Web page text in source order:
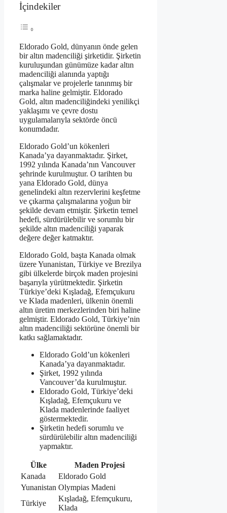
İçindekiler
Eldorado Gold, dünyanın önde gelen
bir altın madenciliği şirketidir. Şirketin
kuruluşundan günümüze kadar altın
madenciliği alanında yaptığı
çalışmalar ve projelerle tanınmış bir
marka haline gelmiştir. Eldorado
Gold, altın madenciliğindeki yenilikçi
yaklaşımı ve çevre dostu
uygulamalarıyla sektörde öncü
konumdadır.
Eldorado Gold’un kökenleri
Kanada’ya dayanmaktadır. Şirket,
1992 yılında Kanada’nın Vancouver
şehrinde kurulmuştur. O tarihten bu
yana Eldorado Gold, dünya
genelindeki altın rezervlerini keşfetme
ve çıkarma çalışmalarına yoğun bir
şekilde devam etmiştir. Şirketin temel
hedefi, sürdürülebilir ve sorumlu bir
şekilde altın madenciliği yaparak
değere değer katmaktır.
Eldorado Gold, başta Kanada olmak
üzere Yunanistan, Türkiye ve Brezilya
gibi ülkelerde birçok maden projesini
başarıyla yürütmektedir. Şirketin
Türkiye’deki Kışladağ, Efemçukuru
ve Klada madenleri, ülkenin önemli
altın üretim merkezlerinden biri haline
gelmiştir. Eldorado Gold, Türkiye’nin
altın madenciliği sektörüne önemli bir
katkı sağlamaktadır.
Eldorado Gold’un kökenleri
Kanada’ya dayanmaktadır.
Şirket, 1992 yılında
Vancouver’da kurulmuştur.
Eldorado Gold, Türkiye’deki
Kışladağ, Efemçukuru ve
Klada madenlerinde faaliyet
göstermektedir.
Şirketin hedefi sorumlu ve
sürdürülebilir altın madenciliği
yapmaktır.
Ülke
Maden Projesi
Kanada
Eldorado Gold
Yunanistan Olympias Madeni
Türkiye
Kışladağ, Efemçukuru,
Klada